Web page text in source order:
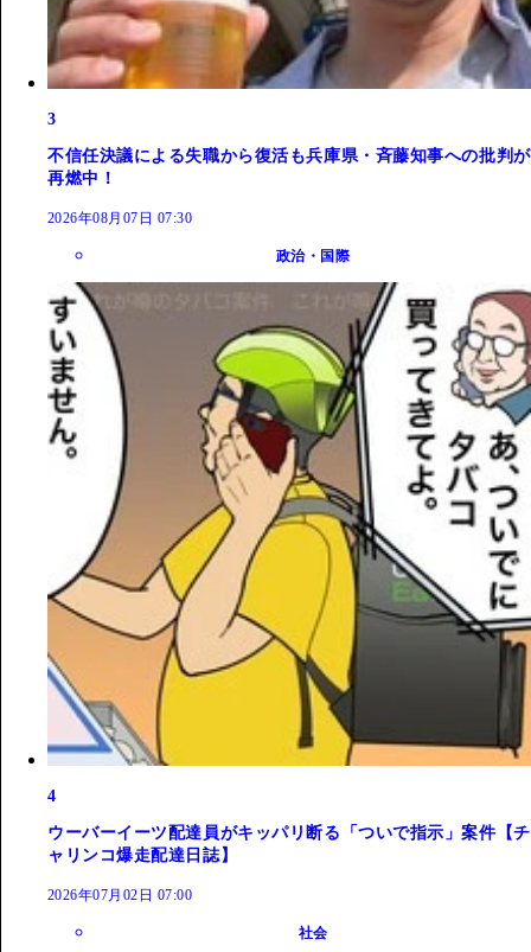
3
不信任決議による失職から復活も兵庫県・斉藤知事への批判が
再燃中！
2026年08月07日 07:30
政治・国際
4
ウーバーイーツ配達員がキッパリ断る「ついで指示」案件【チ
ャリンコ爆走配達日誌】
2026年07月02日 07:00
社会